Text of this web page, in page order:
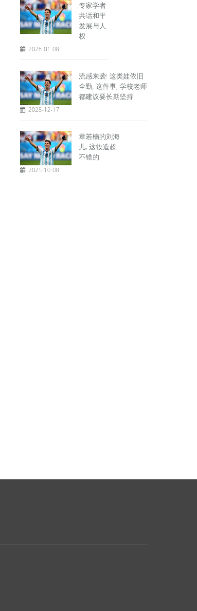
专家学者
共话和平
发展与人
权
2026-01-08
流感来袭! 这类娃依旧
全勤, 这件事, 学校老师
都建议要长期坚持
2025-12-17
章若楠的刘海
儿, 这妆造超
不错的!
2025-10-08